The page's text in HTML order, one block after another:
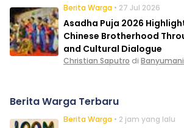
Berita Warga • 27 Jul 2026
Asadha Puja 2026
Chinese Brotherhood
and Cultural Dialogue
Christian Saputro di
Berita Warga Terbaru
Berita Warga • 2 jam yang lalu